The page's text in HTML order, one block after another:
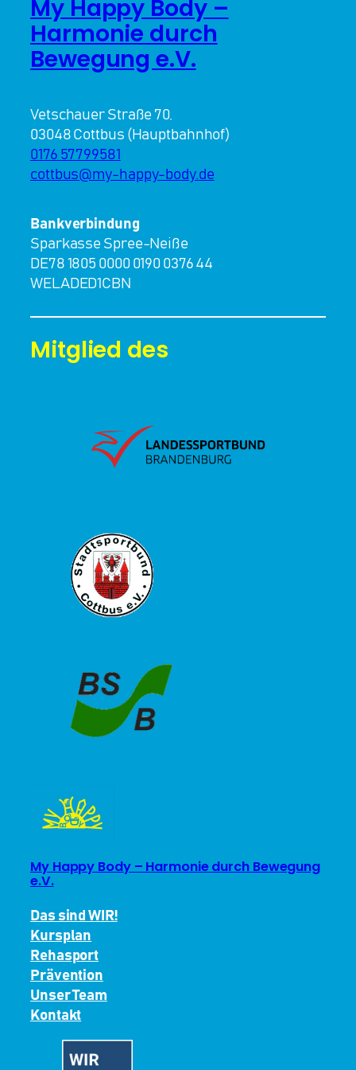
My Happy Body –
Harmonie durch
Bewegung e.V.
Vetschauer Straße 70,
03048 Cottbus (Hauptbahnhof)
0176 57799581
cottbus@my-happy-body.de
Bankverbindung
Sparkasse Spree-Neiße
DE78 1805 0000 0190 0376 44
WELADED1CBN
Mitglied des
My Happy Body – Harmonie durch Bewegung
e.V.
Das sind WIR!
Kursplan
Rehasport
Prävention
Unser Team
Kontakt